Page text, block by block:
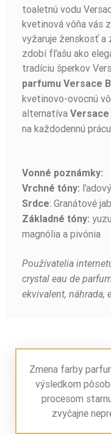
toaletnú vodu
kvetinová vôňa vás
vyžaruje ženskosť a
zdobí fľašu ako
tradíciu šperkov
parfumu Versace
kvetinovo-ovocnú
alternatíva
na každodennú
Vonné poznámky:
Vrchné tóny:
Srdce: Granátové
Základné tóny:
magnólia a pivónia
Používatelia
crystal eau de
ekvivalent, náhrada,
Zmena farby
výsledkom
procesom
zvyčajne